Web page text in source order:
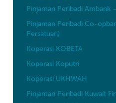
Pinjaman Peribadi Ambank
Pinjaman Peribadi Co-
Persatuan)
Koperasi KOBETA
Koperasi Koputri
Koperasi UKHWAH
Pinjaman Peribadi Kuwait